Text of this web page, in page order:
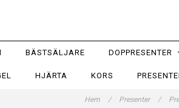
BÄSTSÄLJARE DOPPRESENTER
HJÄRTA KORS
Hem / Presenter /